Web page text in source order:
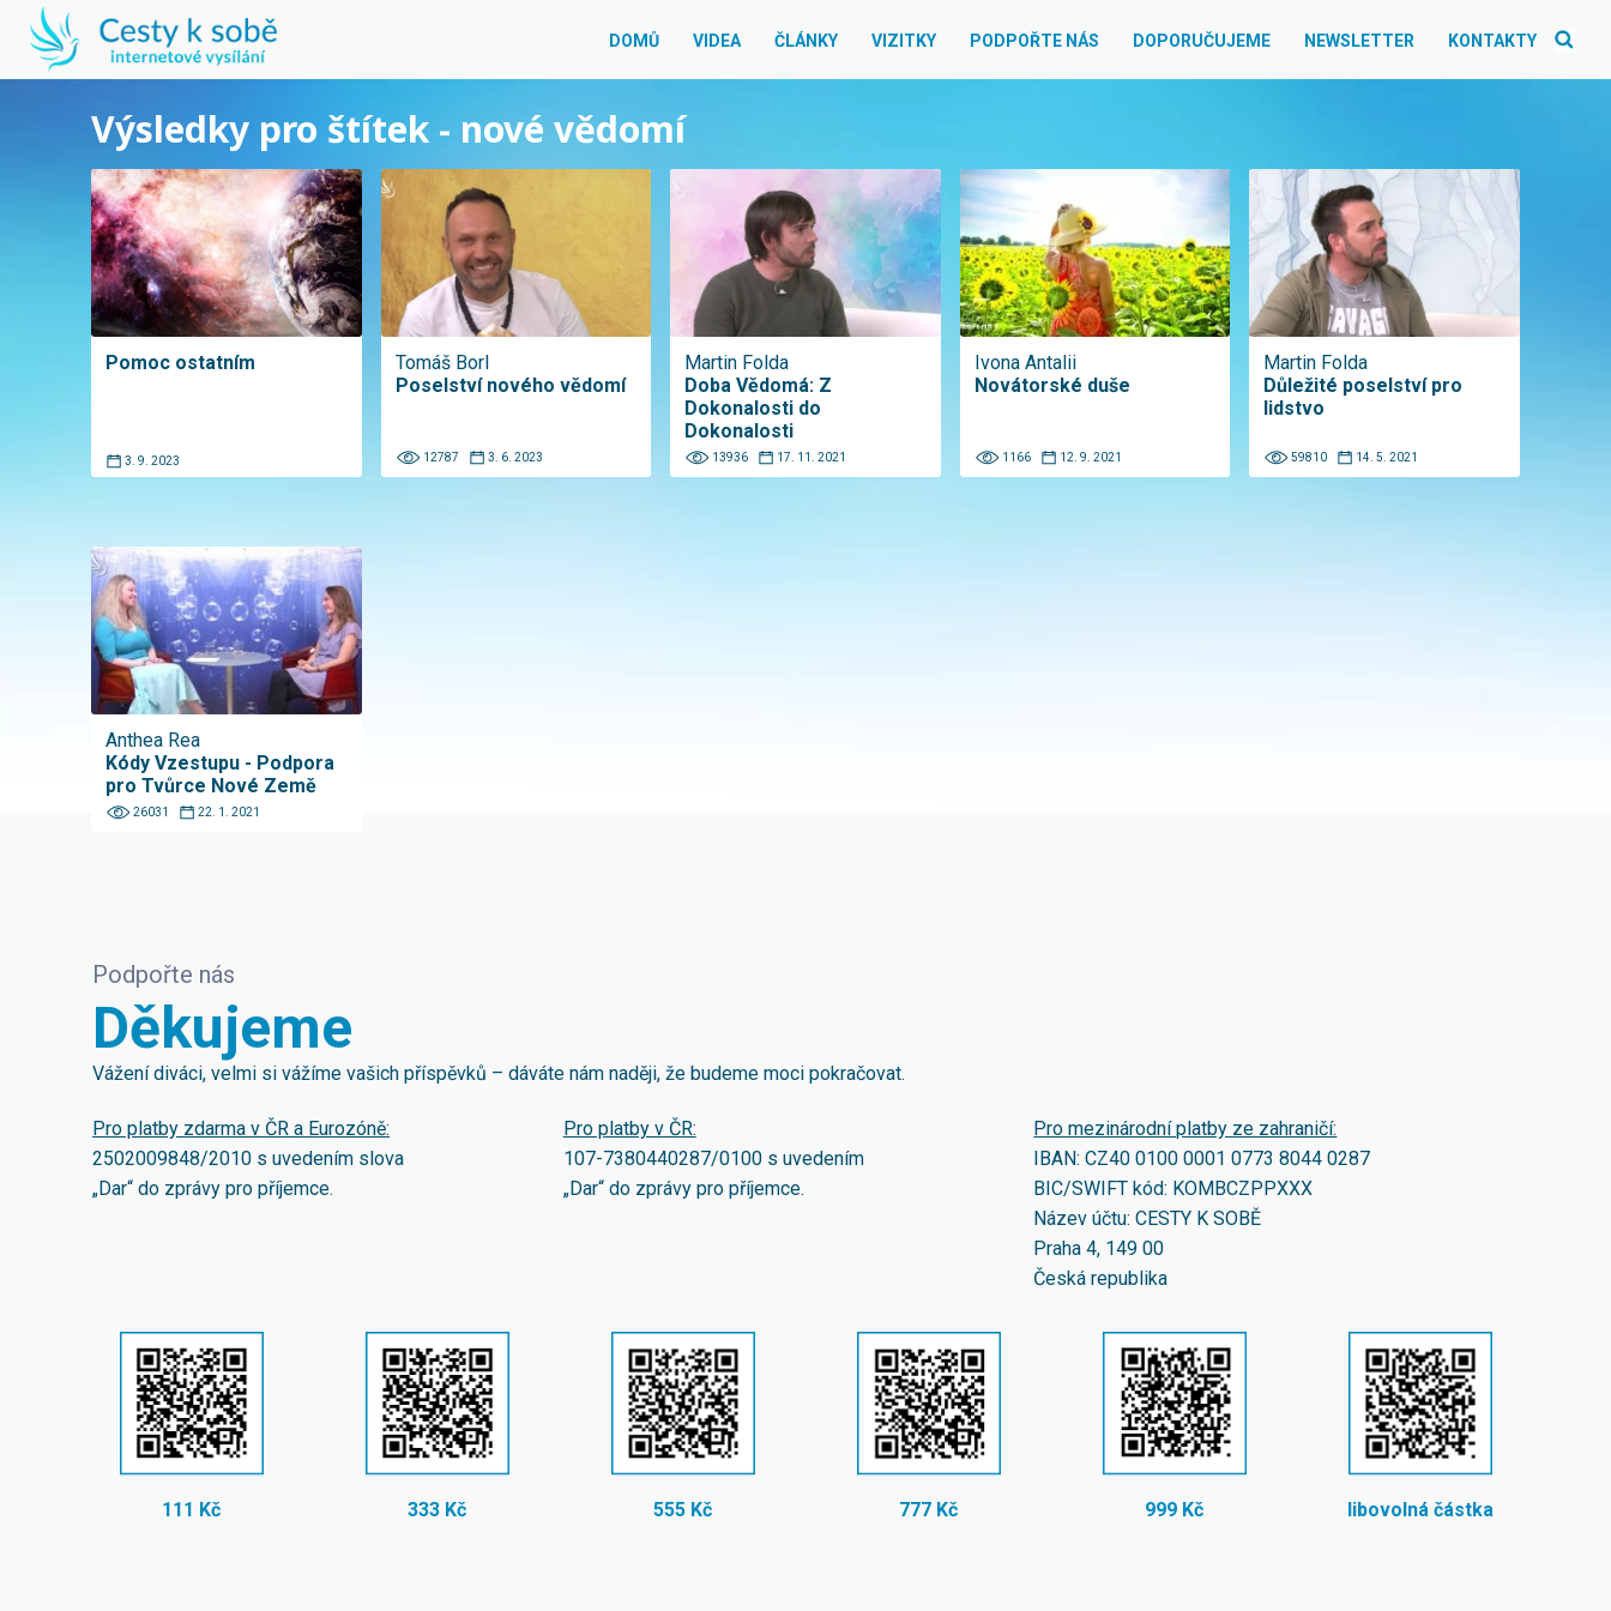
DOMŮ VIDEA ČLÁNKY VIZITKY PODPOŘTE NÁS DOPORUČUJEME NEWSLETTER KONTAKTY
Výsledky pro štítek - nové vědomí
Pomoc ostatním
3. 9. 2023
Tomáš Borl
Poselství nového vědomí
12787 3. 6. 2023
Martin Folda
Doba Vědomá: Z
Dokonalosti do
Dokonalosti
13936 17. 11. 2021
Ivona Antalii
Novátorské duše
1166 12. 9. 2021
Martin Folda
Důležité poselství pro
lidstvo
59810 14. 5. 2021
Anthea Rea
Kódy Vzestupu - Podpora
pro Tvůrce Nové Země
26031 22. 1. 2021
Podpořte nás
Děkujeme
Vážení diváci, velmi si vážíme vašich příspěvků – dáváte nám naději, že budeme moci pokračovat.
Pro platby zdarma v ČR a Eurozóně:
2502009848/2010 s uvedením slova
„Dar“ do zprávy pro příjemce.
Pro platby v ČR:
107-7380440287/0100s uvedením
„Dar“ do zprávy pro příjemce.
Pro mezinárodní platby ze zahraničí:
IBAN:CZ40 0100 0001 0773 8044 0287
BIC/SWIFT kód: KOMBCZPPXXX
Název účtu: CESTY K SOBĚ
Praha 4, 149 00
Česká republika
111 Kč 333 Kč 555 Kč 777 Kč 999 Kč libovolná částka